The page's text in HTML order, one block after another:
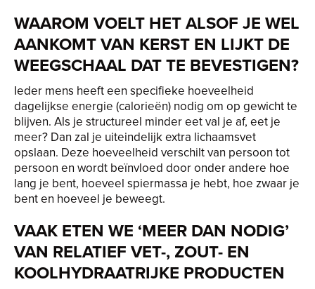
WAAROM VOELT HET ALSOF JE WEL
AANKOMT VAN KERST EN LIJKT DE
WEEGSCHAAL DAT TE BEVESTIGEN?
Ieder mens heeft een specifieke hoeveelheid
dagelijkse energie (calorieën) nodig om op gewicht te
blijven. Als je structureel minder eet val je af, eet je
meer? Dan zal je uiteindelijk extra lichaamsvet
opslaan. Deze hoeveelheid verschilt van persoon tot
persoon en wordt beïnvloed door onder andere hoe
lang je bent, hoeveel spiermassa je hebt, hoe zwaar je
bent en hoeveel je beweegt.
VAAK ETEN WE ‘MEER DAN NODIG’
VAN RELATIEF VET-, ZOUT- EN
KOOLHYDRAATRIJKE PRODUCTEN